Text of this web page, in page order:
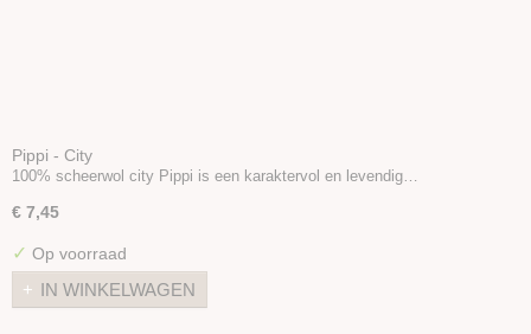
Pippi - City
100% scheerwol city Pippi is een karaktervol en levendig…
€ 7,45
✓ Op voorraad
IN WINKELWAGEN